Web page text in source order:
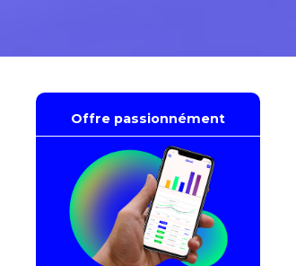
Offre passionnément